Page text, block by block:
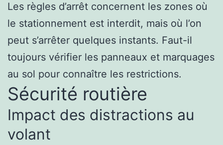
Les règles d’arrêt concernent les zones où
le stationnement est interdit, mais où l’on
peut s’arrêter quelques instants. Faut-il
toujours vérifier les panneaux et marquages
au sol pour connaître les restrictions.
Sécurité routière
Impact des distractions au
volant